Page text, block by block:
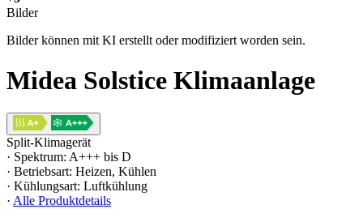
Bilder
Bilder können mit KI erstellt oder modifiziert worden sein.
Midea Solstice Klimaanlage
Split-Klimagerät
· Spektrum: A+++ bis D
· Betriebsart: Heizen, Kühlen
· Kühlungsart: Luftkühlung
· Alle Produktdetails